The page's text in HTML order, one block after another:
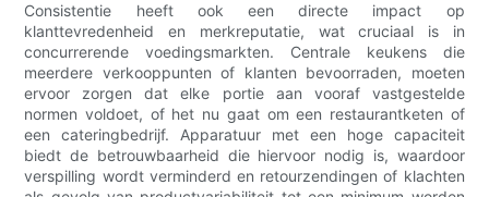
Consistentie heeft ook een directe impact op
klanttevredenheid en merkreputatie, wat cruciaal is in
concurrerende voedingsmarkten. Centrale keukens die
meerdere verkooppunten of klanten bevoorraden, moeten
ervoor zorgen dat elke portie aan vooraf vastgestelde
normen voldoet, of het nu gaat om een ​​restaurantketen of
een cateringbedrijf. Apparatuur met een hoge capaciteit
biedt de betrouwbaarheid die hiervoor nodig is, waardoor
verspilling wordt verminderd en retourzendingen of klachten